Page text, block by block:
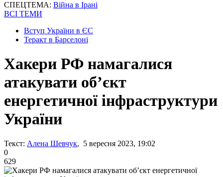
СПЕЦТЕМА: Війна в Ірані
ВСІ ТЕМИ
Вступ України в ЄС
Теракт в Барселоні
Хакери РФ намагалися
атакувати об’єкт
енергетичної інфраструктури
України
Текст: Алена Шевчук, 5 вересня 2023, 19:02
0
629